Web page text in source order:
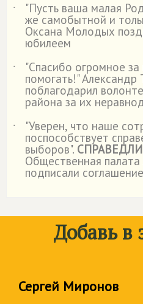
˙
"Пусть ваша малая
же самобытной и
Оксана Молодых
юбилеем
˙
"Спасибо огромное
помогать!" Александр
поблагодарил
района за их
˙
"Уверен, что наше
поспособствует
выборов".
Общественная палата
подписали
Добавь в
Сергей Миронов